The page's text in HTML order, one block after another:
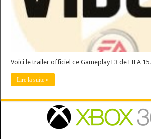
Voici le trailer officiel de Gameplay E3 de FIFA 15.
Lire la suite »